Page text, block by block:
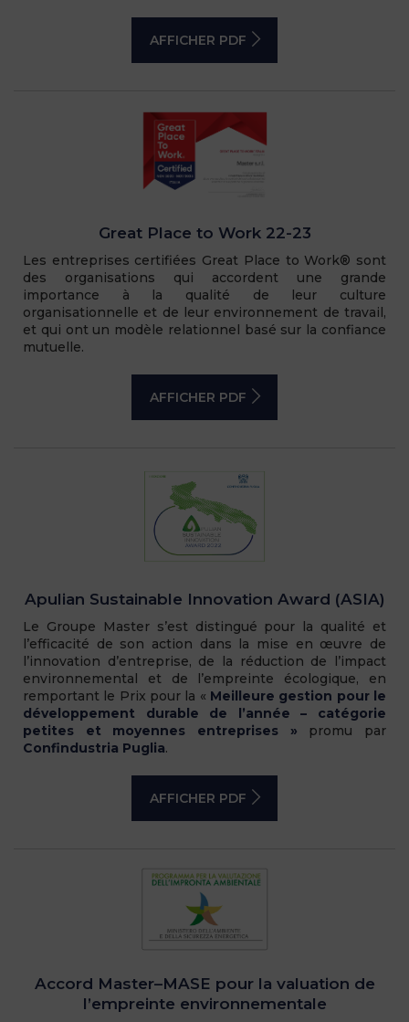
AFFICHER PDF
Great Place to Work 22-23
Les entreprises certifiées Great Place to Work® sont
des organisations qui accordent une grande
importance à la qualité de leur culture
organisationnelle et de leur environnement de travail,
et qui ont un modèle relationnel basé sur la confiance
mutuelle.
AFFICHER PDF
Apulian Sustainable Innovation Award (ASIA)
Le Groupe Master s’est distingué pour la qualité et
l’efficacité de son action dans la mise en œuvre de
l’innovation d’entreprise, de la réduction de l’impact
environnemental et de l’empreinte écologique, en
remportant le Prix pour la « Meilleure gestion pour le
développement durable de l’année – catégorie
petites et moyennes entreprises » promu par
Confindustria Puglia.
AFFICHER PDF
Accord Master–MASE pour la valuation de
l’empreinte environnementale